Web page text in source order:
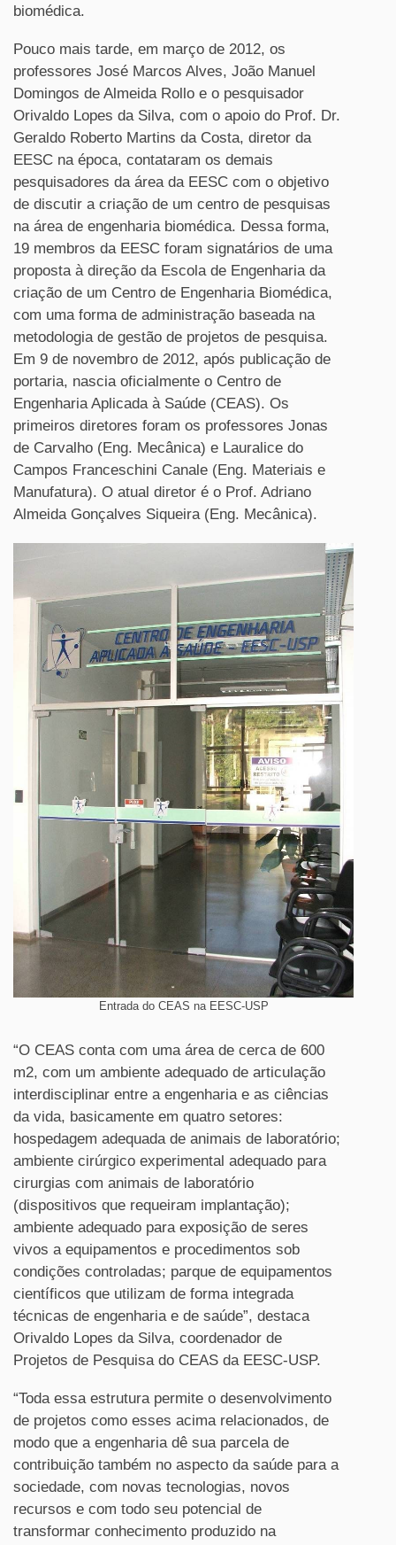
biomédica.
Pouco mais tarde, em março de 2012, os
professores José Marcos Alves, João Manuel
Domingos de Almeida Rollo e o pesquisador
Orivaldo Lopes da Silva, com o apoio do Prof. Dr.
Geraldo Roberto Martins da Costa, diretor da
EESC na época, contataram os demais
pesquisadores da área da EESC com o objetivo
de discutir a criação de um centro de pesquisas
na área de engenharia biomédica. Dessa forma,
19 membros da EESC foram signatários de uma
proposta à direção da Escola de Engenharia da
criação de um Centro de Engenharia Biomédica,
com uma forma de administração baseada na
metodologia de gestão de projetos de pesquisa.
Em 9 de novembro de 2012, após publicação de
portaria, nascia oficialmente o Centro de
Engenharia Aplicada à Saúde (CEAS). Os
primeiros diretores foram os professores Jonas
de Carvalho (Eng. Mecânica) e Lauralice do
Campos Franceschini Canale (Eng. Materiais e
Manufatura). O atual diretor é o Prof. Adriano
Almeida Gonçalves Siqueira (Eng. Mecânica).
Entrada do CEAS na EESC-USP
“O CEAS conta com uma área de cerca de 600
m2, com um ambiente adequado de articulação
interdisciplinar entre a engenharia e as ciências
da vida, basicamente em quatro setores:
hospedagem adequada de animais de laboratório;
ambiente cirúrgico experimental adequado para
cirurgias com animais de laboratório
(dispositivos que requeiram implantação);
ambiente adequado para exposição de seres
vivos a equipamentos e procedimentos sob
condições controladas; parque de equipamentos
científicos que utilizam de forma integrada
técnicas de engenharia e de saúde”, destaca
Orivaldo Lopes da Silva, coordenador de
Projetos de Pesquisa do CEAS da EESC-USP.
“Toda essa estrutura permite o desenvolvimento
de projetos como esses acima relacionados, de
modo que a engenharia dê sua parcela de
contribuição também no aspecto da saúde para a
sociedade, com novas tecnologias, novos
recursos e com todo seu potencial de
transformar conhecimento produzido na